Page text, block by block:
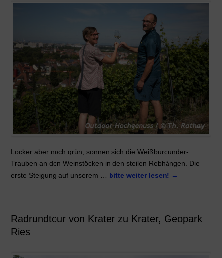
Locker aber noch grün, sonnen sich die Weißburgunder-
Trauben an den Weinstöcken in den steilen Rebhängen. Die
erste Steigung auf unserem … bitte weiter lesen! →
Radrundtour von Krater zu Krater, Geopark
Ries